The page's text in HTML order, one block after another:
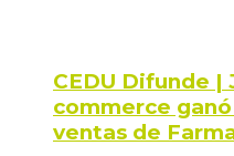
CEDU Difunde |
commerce
ventas de